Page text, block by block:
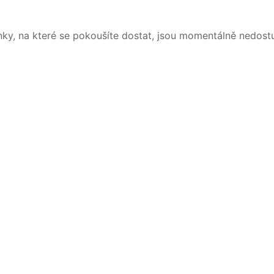
na které se pokoušíte dostat, jsou momentálně